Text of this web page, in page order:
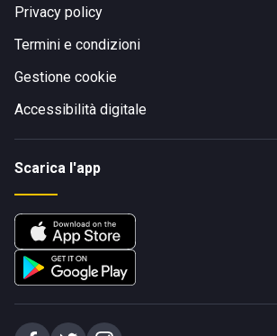
Privacy policy
Termini e condizioni
Gestione cookie
Accessibilità digitale
Scarica l'app